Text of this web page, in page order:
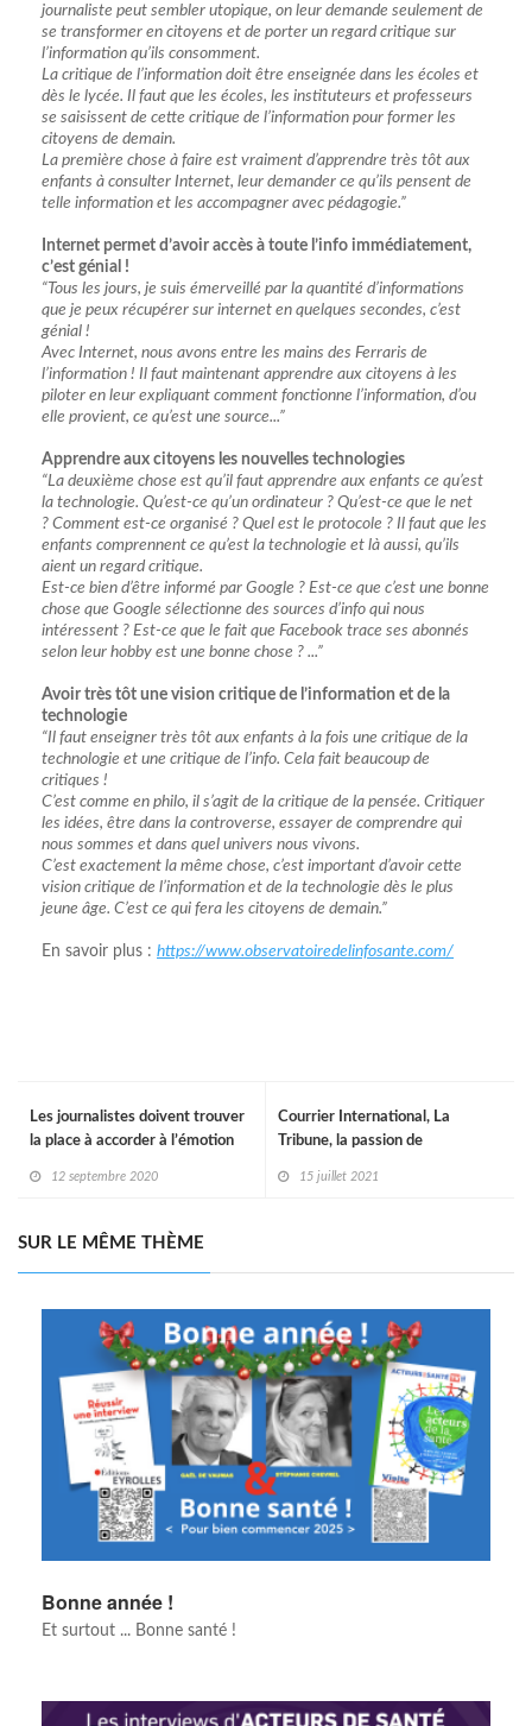
journaliste peut sembler utopique, on leur demande seulement de
se transformer en citoyens et de porter un regard critique sur
l’information qu’ils consomment.
La critique de l’information doit être enseignée dans les écoles et
dès le lycée. Il faut que les écoles, les instituteurs et professeurs
se saisissent de cette critique de l’information pour former les
citoyens de demain.
La première chose à faire est vraiment d’apprendre très tôt aux
enfants à consulter Internet, leur demander ce qu’ils pensent de
telle information et les accompagner avec pédagogie.”
Internet permet d’avoir accès à toute l’info immédiatement,
c’est génial !
“Tous les jours, je suis émerveillé par la quantité d’informations
que je peux récupérer sur internet en quelques secondes, c’est
génial !
Avec Internet, nous avons entre les mains des Ferraris de
l’information ! Il faut maintenant apprendre aux citoyens à les
piloter en leur expliquant comment fonctionne l’information, d’ou
elle provient, ce qu’est une source...”
Apprendre aux citoyens les nouvelles technologies
“La deuxième chose est qu’il faut apprendre aux enfants ce qu’est
la technologie. Qu’est-ce qu’un ordinateur ? Qu’est-ce que le net
? Comment est-ce organisé ? Quel est le protocole ? Il faut que les
enfants comprennent ce qu’est la technologie et là aussi, qu’ils
aient un regard critique.
Est-ce bien d’être informé par Google ? Est-ce que c’est une bonne
chose que Google sélectionne des sources d’info qui nous
intéressent ? Est-ce que le fait que Facebook trace ses abonnés
selon leur hobby est une bonne chose ? ...”
Avoir très tôt une vision critique de l’information et de la
technologie
“Il faut enseigner très tôt aux enfants à la fois une critique de la
technologie et une critique de l’info. Cela fait beaucoup de
critiques !
C’est comme en philo, il s’agit de la critique de la pensée. Critiquer
les idées, être dans la controverse, essayer de comprendre qui
nous sommes et dans quel univers nous vivons.
C’est exactement la même chose, c’est important d’avoir cette
vision critique de l’information et de la technologie dès le plus
jeune âge. C’est ce qui fera les citoyens de demain.”
En savoir plus : https://www.observatoiredelinfosante.com/
Courrier International, La
Tribune, la passion de
15 juillet 2021
Les journalistes doivent trouver
la place à accorder à l’émotion
12 septembre 2020
SUR LE MÊME THÈME
Bonne année !
Et surtout ... Bonne santé !